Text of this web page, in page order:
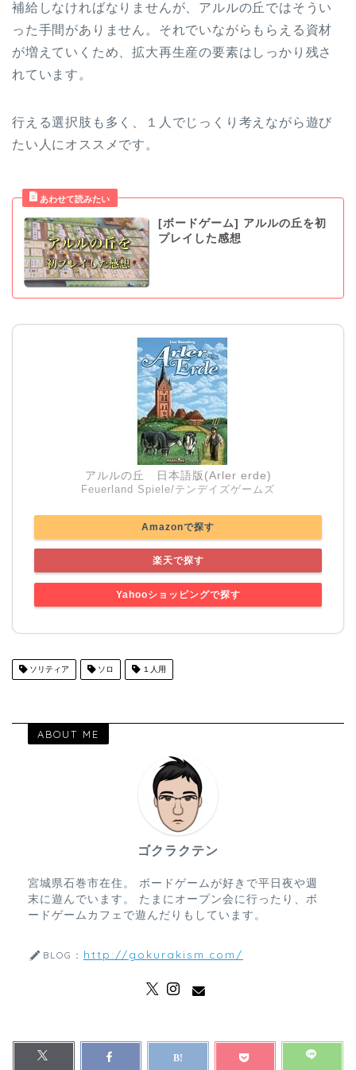
補給しなければなりませんが、アルルの丘ではそうい
った手間がありません。それでいながらもらえる資材
が増えていくため、拡大再生産の要素はしっかり残さ
れています。
行える選択肢も多く、１人でじっくり考えながら遊び
たい人にオススメです。
[ボードゲーム] アルルの丘を初
プレイした感想
アルルの丘 日本語版(Arler erde)
Feuerland Spiele/テンデイズゲームズ
Amazonで探す
楽天で探す
Yahooショッピングで探す
ソリティア ソロ １人用
ABOUT ME
ゴクラクテン
宮城県石巻市在住。 ボードゲームが好きで平日夜や週
末に遊んでいます。 たまにオープン会に行ったり、ボ
ードゲームカフェで遊んだりもしています。
BLOG： http://gokurakism.com/